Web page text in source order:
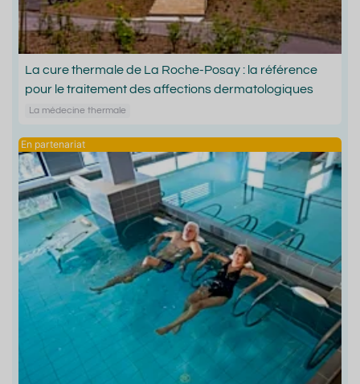
La cure thermale de La Roche-Posay : la référence
pour le traitement des affections dermatologiques
La médecine thermale